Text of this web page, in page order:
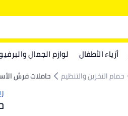
أزياء الأطفال لوازم الجمال
حمام التخزين والتنظيم حاملات فرش